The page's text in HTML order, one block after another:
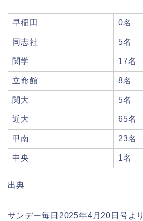
早稲田 0名
同志社 5名
関学 17名
立命館 8名
関大 5名
近大 65名
甲南 23名
中央 1名
出典
サンデー毎日2025年4月20日号より